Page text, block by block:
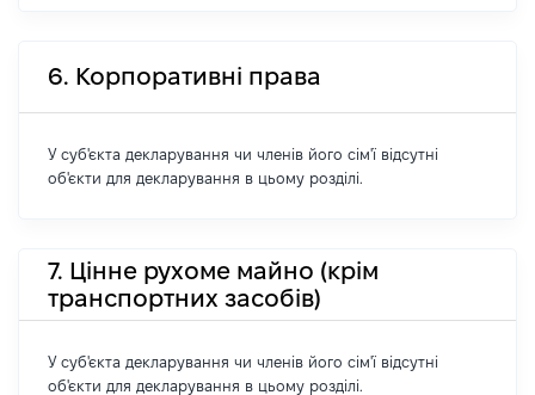
6. Корпоративні права
У суб'єкта декларування чи членів його сім'ї відсутні
об'єкти для декларування в цьому розділі.
7. Цінне рухоме майно (крім
транспортних засобів)
У суб'єкта декларування чи членів його сім'ї відсутні
об'єкти для декларування в цьому розділі.